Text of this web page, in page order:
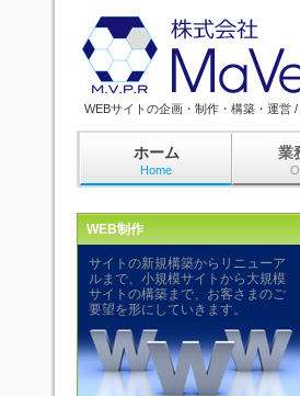
WEBサイトの企画・制作・構築・運営
ホーム
Home
業
WEB制作
サイトの新規構築からリニューア
ルまで、小規模サイトから大規模
サイトの構築まで、お客さまのご
要望を形にしていきます。